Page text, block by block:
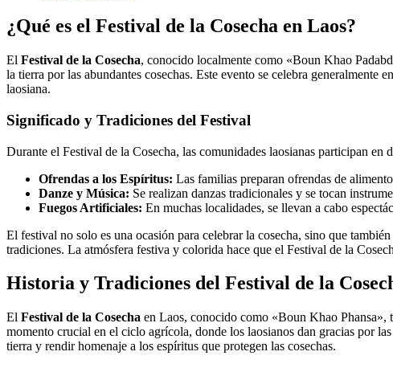
¿Qué es el Festival de la Cosecha en Laos?
El Festival de la Cosecha, conocido localmente como «Boun Khao
la tierra por las abundantes cosechas. Este evento se celebra
laosiana.
Significado y Tradiciones del Festival
Durante el Festival de la Cosecha, las comunidades laosianas participan
Ofrendas a los Espíritus: Las familias preparan ofrendas de
Danze y Música: Se realizan danzas tradicionales y se tocan
Fuegos Artificiales: En muchas localidades, se llevan a cabo
El festival no solo es una ocasión para celebrar la cosecha, sino que
tradiciones. La atmósfera festiva y colorida hace que el Festival de la
Historia y Tradiciones del Festival de la
El Festival de la Cosecha en Laos, conocido como «Boun Khao Phansa»,
momento crucial en el ciclo agrícola, donde los laosianos dan gracias por
tierra y rendir homenaje a los espíritus que protegen las cosechas.